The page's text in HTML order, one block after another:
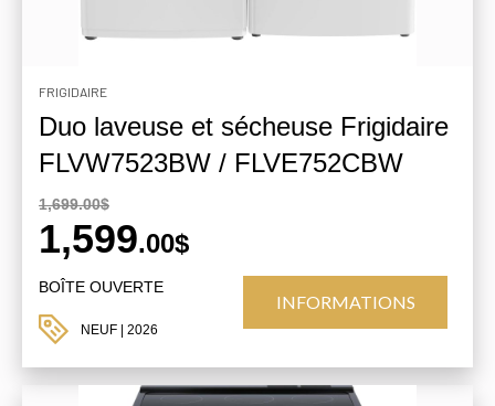
FRIGIDAIRE
Duo laveuse et sécheuse Frigidaire
FLVW7523BW / FLVE752CBW
1,699.00$
1,599.00$
BOÎTE OUVERTE
NEUF | 2026
INFORMATIONS